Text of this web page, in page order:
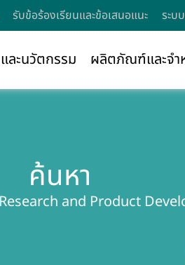
รับข้อร้องเรียนและข้อเสนอแนะ ระบ
ละนวัตกรรม ผลิตภัณฑ์และจำ
ค้นหา
and Product